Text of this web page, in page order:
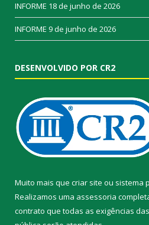
INFORME 18 de junho de 2026
INFORME 9 de junho de 2026
DESENVOLVIDO POR CR2
Muito mais que criar site ou sistema
Realizamos uma assessoria
contrato que todas as exigências das